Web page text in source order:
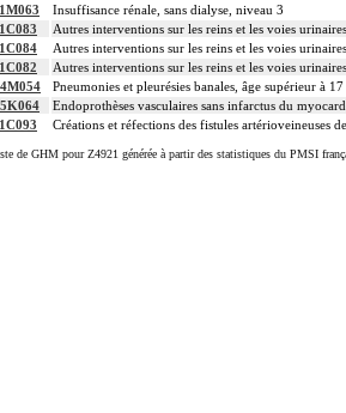
Insuffisance rénale, sans dialyse, niveau 3
Autres interventions sur les reins et les voies
Autres interventions sur les reins et les voies
Autres interventions sur les reins et les voies
Pneumonies et pleurésies banales, âge supérieur à
Endoprothèses vasculaires sans infarctus du
Créations et réfections des fistules artérioveineuses
de GHM pour Z4921 générée à partir des statistiques du PMSI